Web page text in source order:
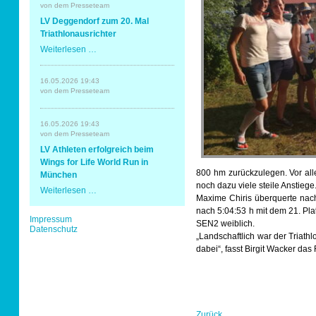
800 hm zurückzulegen. Vor
noch dazu viele steile Anstiege.
Maxime Chiris überquerte
nach 5:04:53 h mit dem 21.
SEN2 weiblich.
„Landschaftlich war der
dabei“, fasst Birgit Wacker
Erding
Spaß
und
von dem Presseteam
LV Deggendorf zum 20. Mal
Triathlonausrichter
Weiterlesen …
zum
20.
Mal
16.05.2026 19:43
von dem Presseteam
16.05.2026 19:43
von dem Presseteam
LV Athleten erfolgreich beim
Wings for Life World Run in
München
Weiterlesen …
Navigation
überspringen
Impressum
Datenschutz
Sportabzeichen
Tempo & Gymnastik